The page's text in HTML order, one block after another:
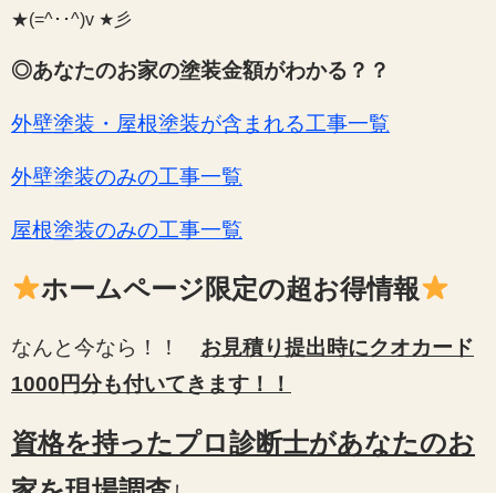
★(=^･･^)v ★彡
◎あなたのお家の塗装金額がわかる？？
外壁塗装・屋根塗装が含まれる工事一覧
外壁塗装のみの工事一覧
屋根塗装のみの工事一覧
ホームページ限定の超お得情報
なんと今なら！！ お見積り提出時にクオカード
1000円分も付いてきます！！
資格を持ったプロ診断士があなたのお